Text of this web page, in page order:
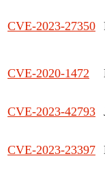
CVE-2023-27350
CVE-2020-1472
CVE-2023-42793
CVE-2023-23397